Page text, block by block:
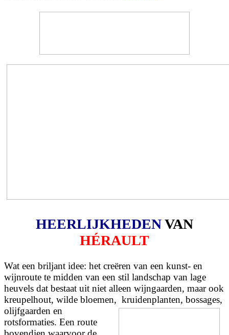
HEERLIJKHEDENVAN
HÉRAULT
Wat een briljant idee: het creëren van een kunst- en
wijnroute te midden van een stil landschap van lage
heuvels dat bestaat uit niet alleen wijngaarden, maar ook
kreupelhout, wilde bloemen, kruidenplanten, bossages,
olijfgaarden en
rotsformaties. Een route